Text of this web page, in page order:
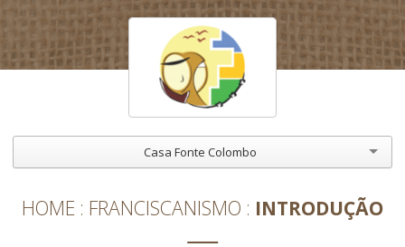
Casa Fonte Colombo
HOME FRANCISCANISMO INTRODUÇÃO